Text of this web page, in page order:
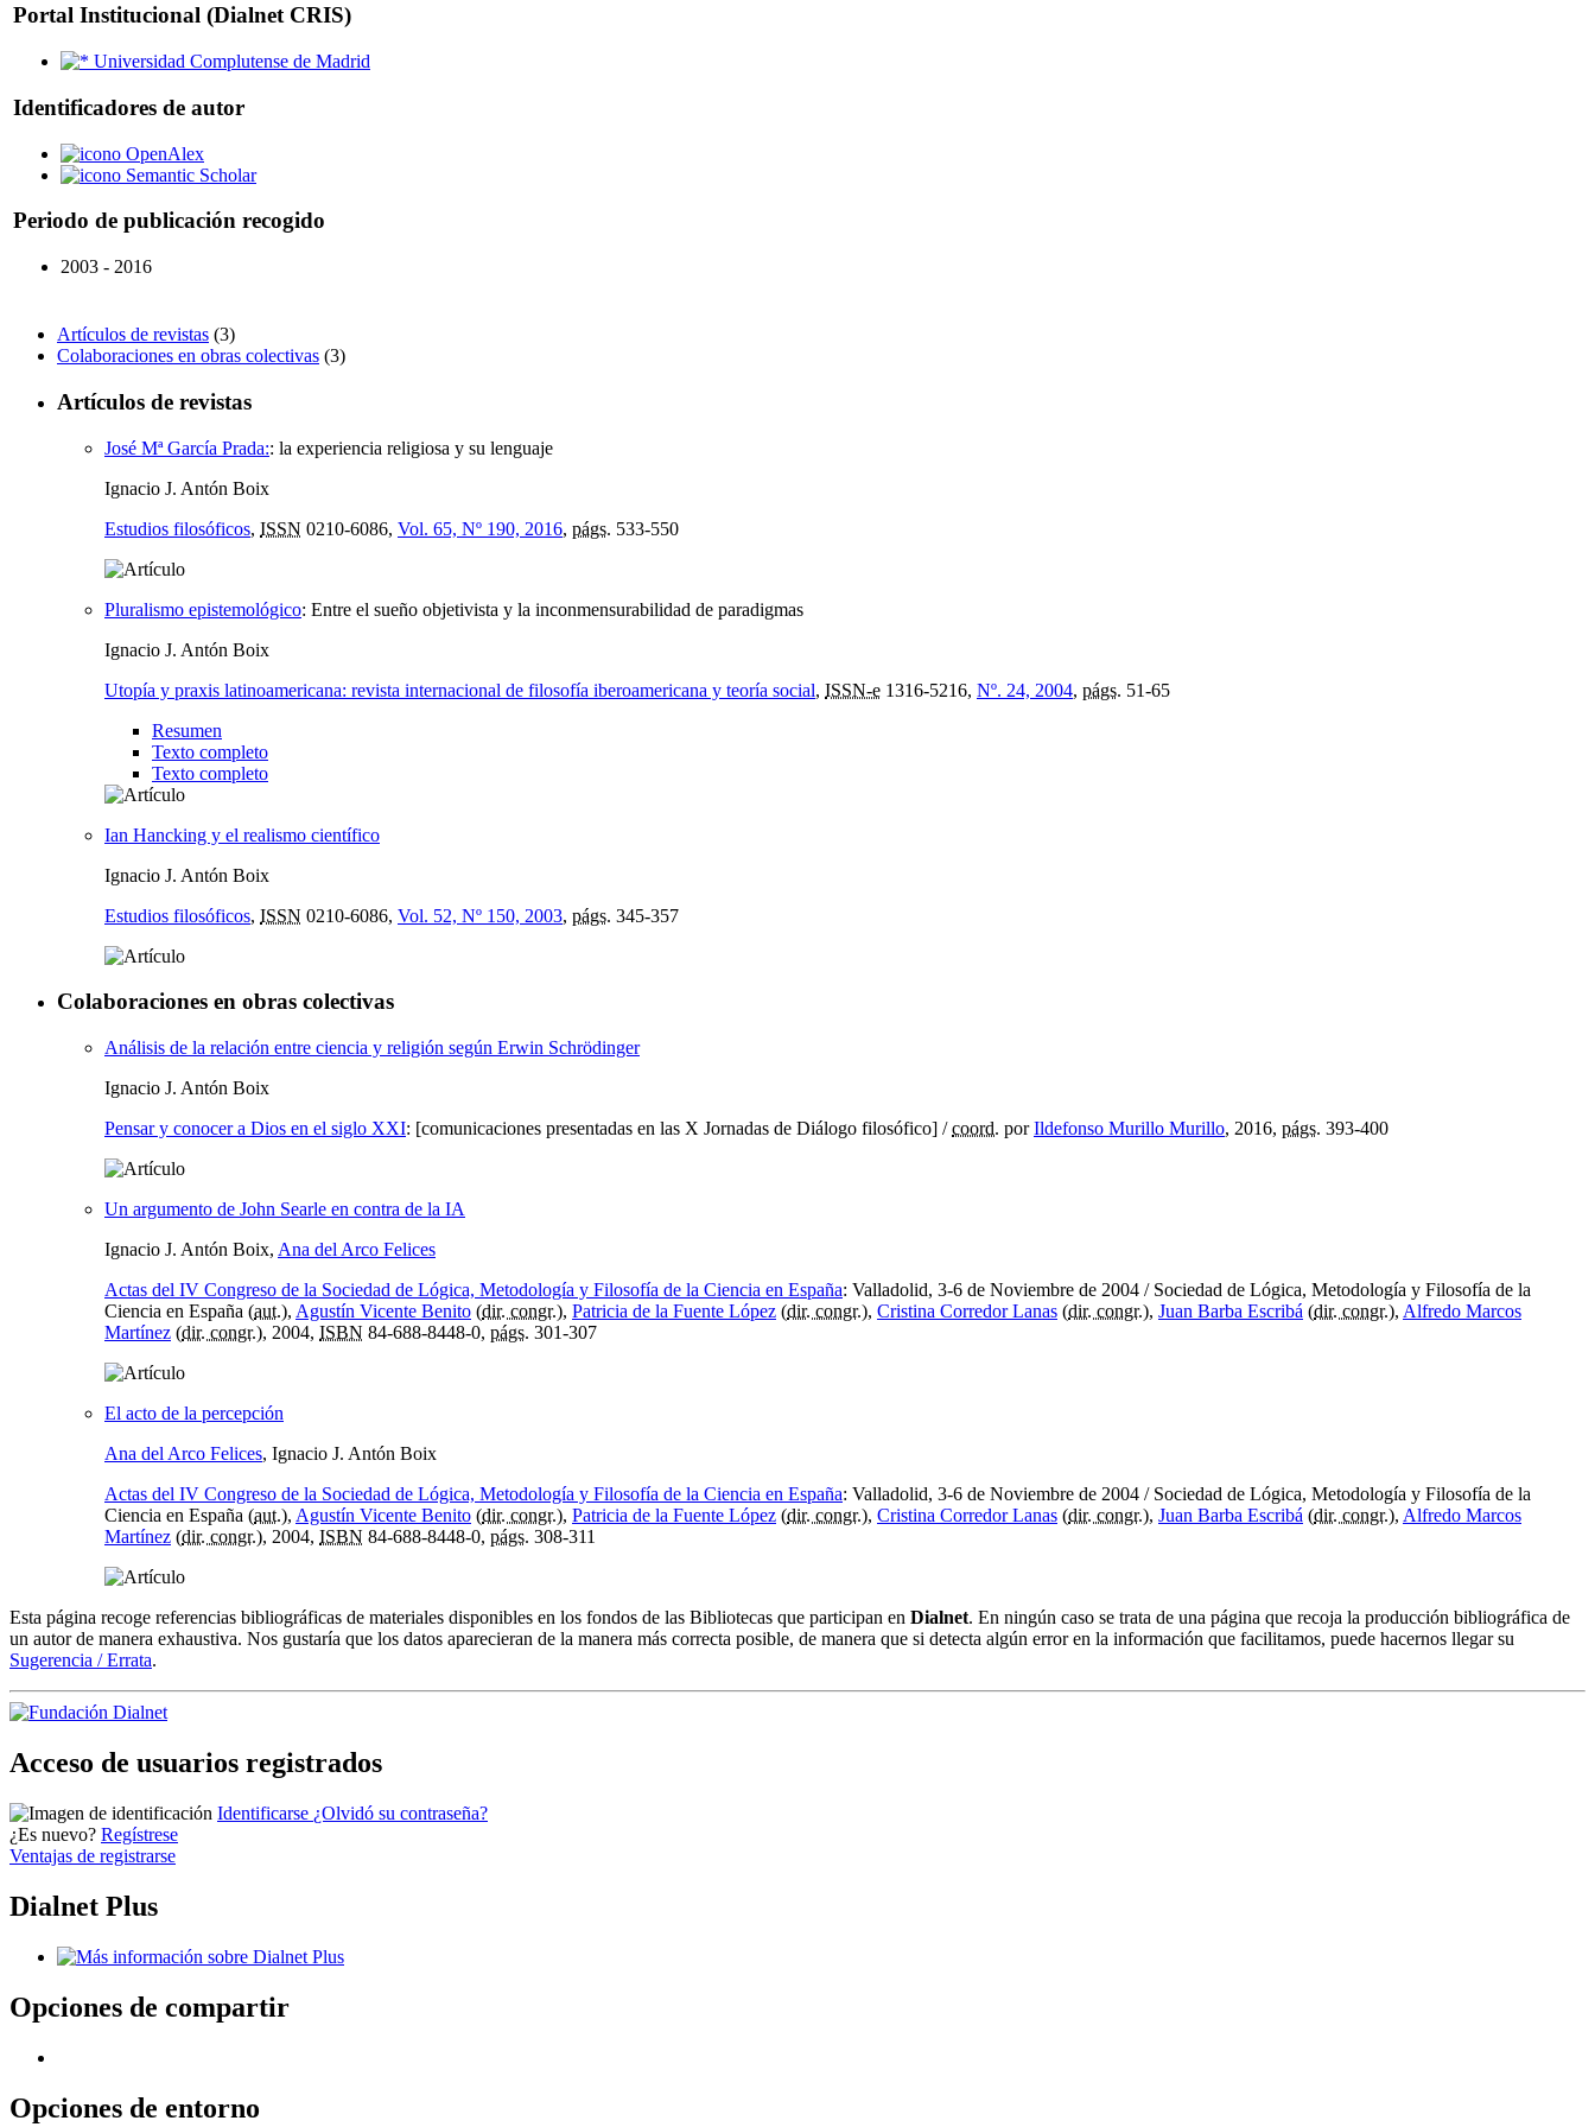
Portal Institucional (Dialnet CRIS)
Universidad Complutense de Madrid
Identificadores de autor
OpenAlex
Semantic Scholar
Periodo de publicación recogido
2003 - 2016
Artículos de revistas (3)
Colaboraciones en obras colectivas (3)
Artículos de revistas
José Mª García Prada:: la experiencia religiosa y su lenguaje
Ignacio J. Antón Boix
Estudios filosóficos, ISSN 0210-6086, Vol. 65, Nº 190, 2016, págs. 533-550
Pluralismo epistemológico: Entre el sueño objetivista y la inconmensurabilidad de paradigmas
Ignacio J. Antón Boix
Utopía y praxis latinoamericana: revista internacional de filosofía iberoamericana y teoría social, ISSN-e 1316-5216, Nº. 24, 2004, págs. 51-65
Resumen
Texto completo
Texto completo
Ian Hancking y el realismo científico
Ignacio J. Antón Boix
Estudios filosóficos, ISSN 0210-6086, Vol. 52, Nº 150, 2003, págs. 345-357
Colaboraciones en obras colectivas
Análisis de la relación entre ciencia y religión según Erwin Schrödinger
Ignacio J. Antón Boix
Pensar y conocer a Dios en el siglo XXI: [comunicaciones presentadas en las X Jornadas de Diálogo filosófico] /coord. porIldefonso Murillo Murillo, 2016, págs. 393-400
Un argumento de John Searle en contra de la IA
Ignacio J. Antón Boix, Ana del Arco Felices
Actas del IV Congreso de la Sociedad de Lógica, Metodología y Filosofía de la Ciencia en España: Valladolid, 3-6 de Noviembre de 2004 / Sociedad de Lógica, Metodología y Filosofía de la
Ciencia en España (aut.), Agustín Vicente Benito (dir. congr.), Patricia de la Fuente López (dir. congr.), Cristina Corredor Lanas (dir. congr.), Juan Barba Escribá (dir. congr.), Alfredo Marcos
Martínez (dir. congr.), 2004, ISBN 84-688-8448-0, págs. 301-307
El acto de la percepción
Ana del Arco Felices, Ignacio J. Antón Boix
Actas del IV Congreso de la Sociedad de Lógica, Metodología y Filosofía de la Ciencia en España: Valladolid, 3-6 de Noviembre de 2004 / Sociedad de Lógica, Metodología y Filosofía de la
Ciencia en España (aut.), Agustín Vicente Benito (dir. congr.), Patricia de la Fuente López (dir. congr.), Cristina Corredor Lanas (dir. congr.), Juan Barba Escribá (dir. congr.), Alfredo Marcos
Martínez (dir. congr.), 2004, ISBN 84-688-8448-0, págs. 308-311
Esta página recoge referencias bibliográficas de materiales disponibles en los fondos de las Bibliotecas que participan en Dialnet. En ningún caso se trata de una página que recoja la producción bibliográfica de
un autor de manera exhaustiva. Nos gustaría que los datos aparecieran de la manera más correcta posible, de manera que si detecta algún error en la información que facilitamos, puede hacernos llegar su
Sugerencia / Errata.
Acceso de usuarios registrados
Identificarse ¿Olvidó su contraseña?
¿Es nuevo? Regístrese
Ventajas de registrarse
Dialnet Plus
Opciones de compartir
Opciones de entorno